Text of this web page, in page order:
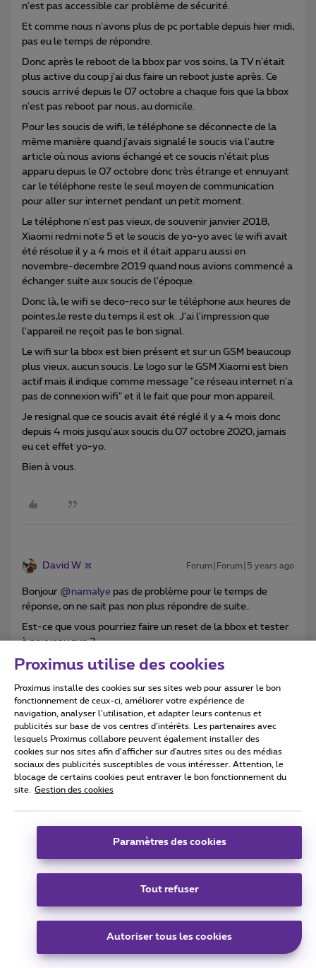
n'est pas accessible car problème de sécurité.
Et comme nous n'avons plus de pc portable depuis hier midi,
pas eu le temps de répondre.
Donc après le reboot de la bbox par vos soins, la TV n'était
plus active du coup j'ai dus faire un reboot juste après. Ce
soucis arrivé depuis le 07 octobre a chaque fois que la bbox
n'est pas reboot par nous, au domicile.
Pour les soucis de wifi, le téléphone se déconnecte de la
même manière quand j'avais signalé le soucis via l'autre
article où nous avions échangé et ce soucis n'était plus
apparu depuis le 07 octobre donc très étrange et ennuyant
car le téléphone reste le seul moyen de communication
pour aller sur internet pendant un petit moment.
Le téléphone n'est pas vieux, de souvenir janvier 2018,
Xiaomi redmi note 5 et le soucis de yo-yo avec le wifi avait
été résolue il y a 4 mois et il était apparu aussi en
novembre-decembre 2019 quand nous avions commencé a
échanger suite aux soucis de l'époque.
Donc là, le wifi se deco-reco sur le téléphone aux heures de
pointes,le reste du temps il est ok. J'ai l'impression que
l'appareil ne reçoit pas le bon signal.
Le wifi sur la bbox est bien présent et sur un GSM beaucoup
plus vieux, aucun soucis. Le logo sur le GSM Xiaomi est bien
actif mais il indique comme message "ce réseau internet n'a
pas de connexion wifi" et il le fait que pour mon appareil.
Je resignal que ce soucis avait été réglé il y a 4 mois donc
depuis 4 mois jusqu'aux soucis du 07 octobre 2020, jamais
eu cet effet yo-yo.
Bien à vous.
David W Forum|Forum|5 years ago
Bonjour @namalye pas de problème pour le temps de
réponse, on ne sait pas non plus répondre de suite..
Est-ce que vous pourriez faire un reset de la bbox et tester
à nouveau svp ?
Pour le reset
set_trouble/particuliers/support/internet/internet-a-la-
maison/problemes-avec-internet/restaurer-les-
parametres-par-defaut-du-reseau-wi-fi.html
N’oubliez pas de cliquer sur « Meilleure réponse » une fois la
réponse obtenue à votre question !
namalye Forum|Forum|5 years ago
@David Wdésolé du retard.
Je viens de reset la bbox a 8h05 a peu pres.
Juste avant le reset, la nouvelle tablette, samsung galaxy
reseau wifi.
Proximus utilise des cookies
Proximus installe des cookies sur ses sites web pour assurer le bon
fonctionnement de ceux-ci, améliorer votre expérience de
navigation, analyser l’utilisation, et adapter leurs contenus et
publicités sur base de vos centres d’intérêts. Les partenaires avec
lesquels Proximus collabore peuvent également installer des
cookies sur nos sites afin d’afficher sur d'autres sites ou des médias
sociaux des publicités susceptibles de vous intéresser. Attention, le
blocage de certains cookies peut entraver le bon fonctionnement du
site.
Gestion des cookies
Paramètres des cookies
Tout refuser
Autoriser tous les cookies